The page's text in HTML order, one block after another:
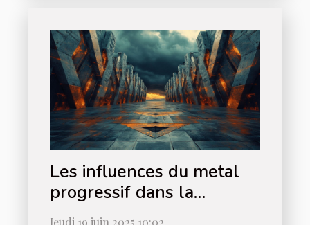
Les influences du metal
progressif dans la
musique moderne
Jeudi 19 juin 2025 10:02